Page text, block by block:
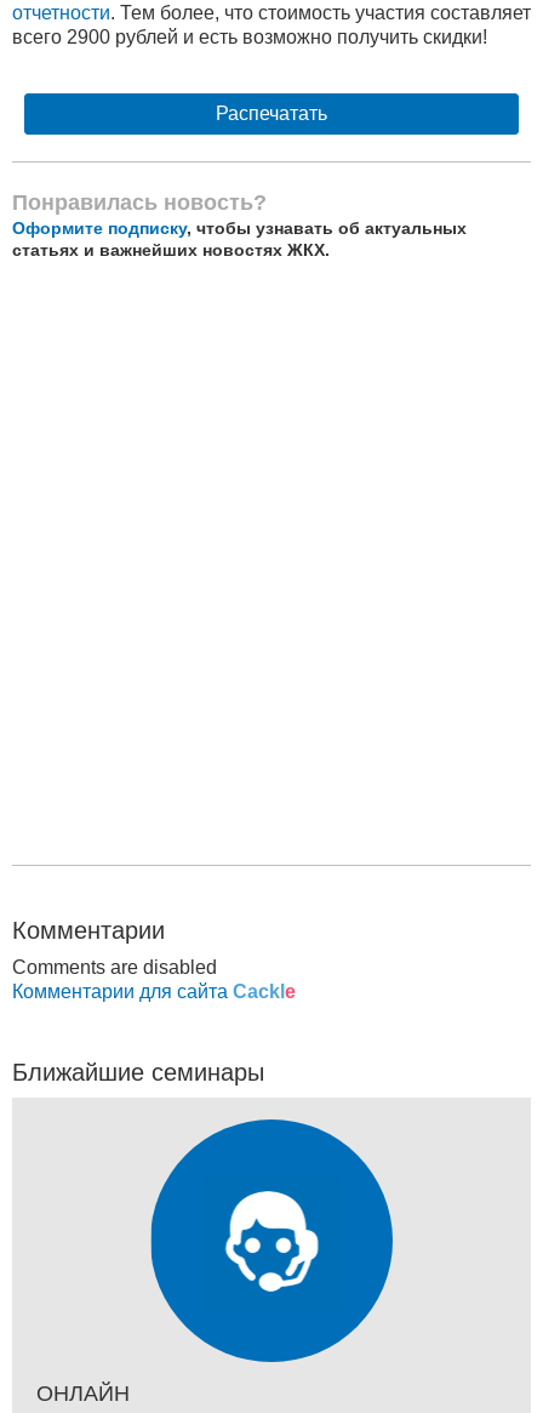
отчетности. Тем более, что стоимость участия составляет
всего 2900 рублей и есть возможно получить скидки!
Распечатать
Понравилась новость?
Оформите подписку, чтобы узнавать об актуальных
статьях и важнейших новостях ЖКХ.
Комментарии
Comments are disabled
Комментарии для сайта Cackl e
Ближайшие семинары
ОНЛАЙН